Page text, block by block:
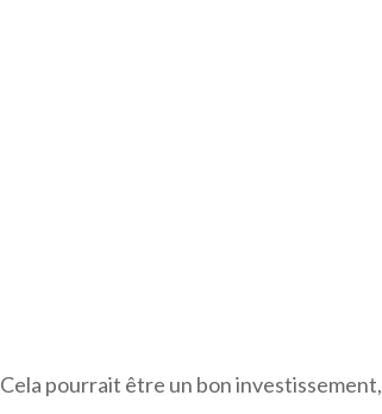
Cela pourrait être un bon investissement,